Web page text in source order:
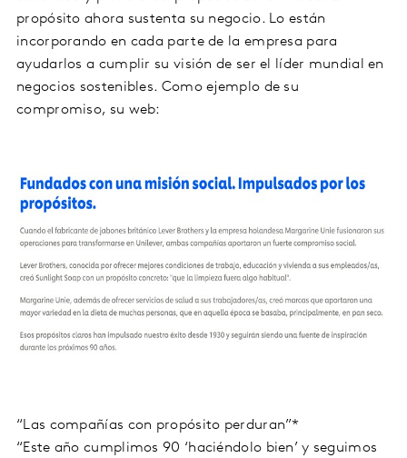
propósito ahora sustenta su negocio. Lo están
incorporando en cada parte de la empresa para
ayudarlos a cumplir su visión de ser el líder mundial en
negocios sostenibles. Como ejemplo de su
compromiso, su web:
“Las compañías con propósito perduran”*
“Este año cumplimos 90 ‘haciéndolo bien’ y seguimos